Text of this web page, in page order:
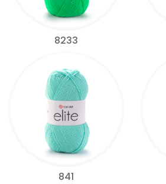
8233
841